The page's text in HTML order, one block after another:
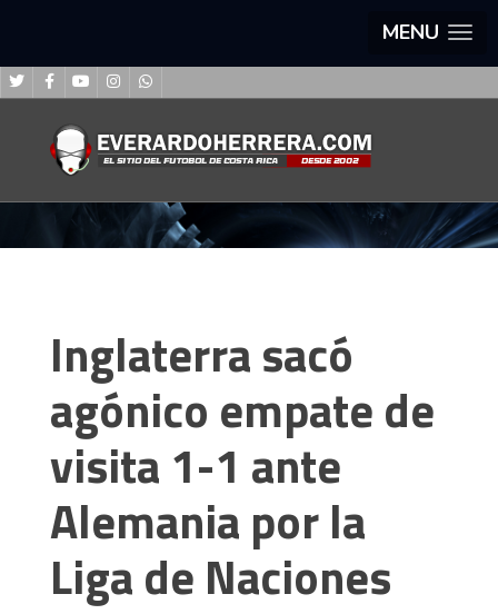
MENU
Inglaterra sacó
agónico empate de
visita 1-1 ante
Alemania por la
Liga de Naciones